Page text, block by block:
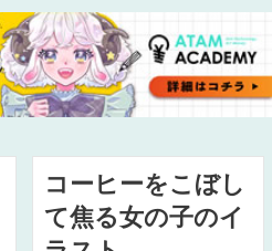
コーヒーをこぼし
て焦る女の子のイ